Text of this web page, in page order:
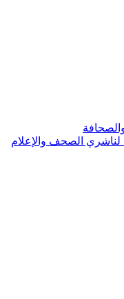
لناشري الصحف والإعلام